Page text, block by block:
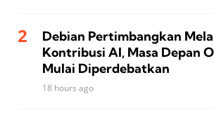
Debian Pertimbangkan
Kontribusi AI, Masa Depan
Mulai Diperdebatkan
18 hours ago